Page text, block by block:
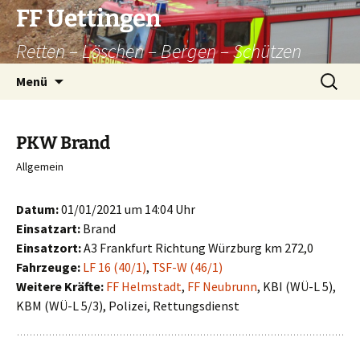
Zum
Inhalt
springen
FF Uettingen
Retten – Löschen – Bergen – Schützen
Menü
Suchen
nach:
PKW Brand
Allgemein
Datum:01/01/2021 um 14:04 Uhr
Einsatzart: Brand
Einsatzort:A3 Frankfurt Richtung Würzburg km 272,0
Fahrzeuge: LF 16 (40/1), TSF-W (46/1)
Weitere Kräfte: FF Helmstadt, FF Neubrunn, KBI (WÜ-L 5),
KBM (WÜ-L 5/3), Polizei, Rettungsdienst